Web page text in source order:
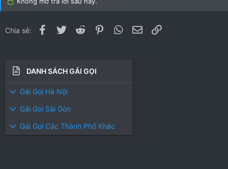
Chia sẻ: Facebook
Twitter Reddit PinterestWhatsApp
Email
DANH SÁCH GÁI GỌI
Gái Gọi Hà Nội
Gái Gọi Sài Gòn
Gái Gọi Các Thành Phố Khác